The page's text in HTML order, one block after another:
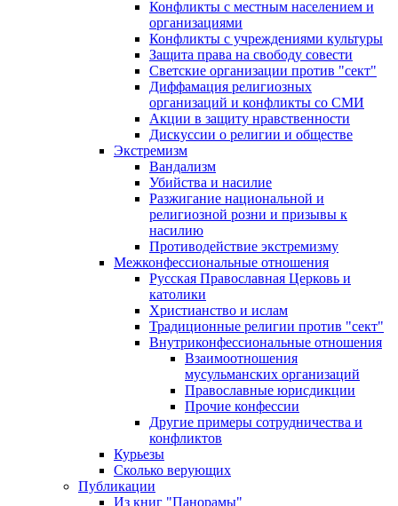
Конфликты с местным населением и
организациями
Конфликты с учреждениями культуры
Защита права на свободу совести
Светские организации против "сект"
Диффамация религиозных
организаций и конфликты со СМИ
Акции в защиту нравственности
Дискуссии о религии и обществе
Экстремизм
Вандализм
Убийства и насилие
Разжигание национальной и
религиозной розни и призывы к
насилию
Противодействие экстремизму
Межконфессиональные отношения
Русская Православная Церковь и
католики
Христианство и ислам
Традиционные религии против "сект"
Внутриконфессиональные отношения
Взаимоотношения
мусульманских организаций
Православные юрисдикции
Прочие конфессии
Другие примеры сотрудничества и
конфликтов
Курьезы
Сколько верующих
Публикации
Из книг "Панорамы"